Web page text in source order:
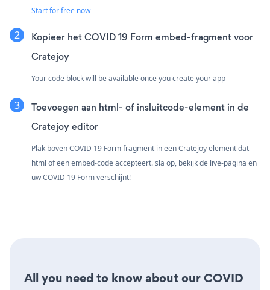
Start for free now
Kopieer het COVID 19 Form embed-fragment voor
Cratejoy
Your code block will be available once you create your app
Toevoegen aan html- of insluitcode-element in de
Cratejoy editor
Plak boven COVID 19 Form fragment in een Cratejoy element dat
html of een embed-code accepteert. sla op, bekijk de live-pagina en
uw COVID 19 Form verschijnt!
All you need to know about our COVID